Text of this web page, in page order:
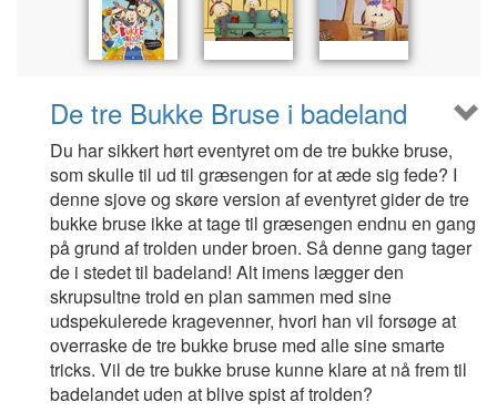
De tre Bukke Bruse i badeland
Du har sikkert hørt eventyret om de tre bukke bruse,
som skulle til ud til græsengen for at æde sig fede? I
denne sjove og skøre version af eventyret gider de tre
bukke bruse ikke at tage til græsengen endnu en gang
på grund af trolden under broen. Så denne gang tager
de i stedet til badeland! Alt imens lægger den
skrupsultne trold en plan sammen med sine
udspekulerede kragevenner, hvori han vil forsøge at
overraske de tre bukke bruse med alle sine smarte
tricks. Vil de tre bukke bruse kunne klare at nå frem til
badelandet uden at blive spist af trolden?